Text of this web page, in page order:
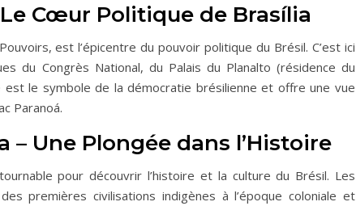
Cœur Politique de Brasília
est l’épicentre du pouvoir politique du Brésil. C’est ici
du Congrès National, du Palais du Planalto (résidence du
est le symbole de la démocratie brésilienne et offre une vue
Paranoá.
– Une Plongée dans l’Histoire
pour découvrir l’histoire et la culture du Brésil. Les
premières civilisations indigènes à l’époque coloniale et